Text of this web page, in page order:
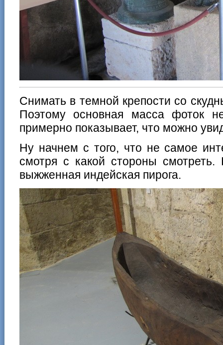
Снимать в темной крепости со
Поэтому основная масса фоток
примерно показывает, что можно
Ну начнем с того, что не самое
смотря с какой стороны
выжженная индейская пирога.